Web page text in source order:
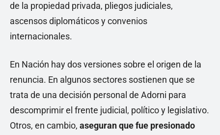
de la propiedad privada, pliegos judiciales,
ascensos diplomáticos y convenios
internacionales.
En Nación hay dos versiones sobre el origen de la
renuncia. En algunos sectores sostienen que se
trata de una decisión personal de Adorni para
descomprimir el frente judicial, político y legislativo.
Otros, en cambio, aseguran que fue presionado